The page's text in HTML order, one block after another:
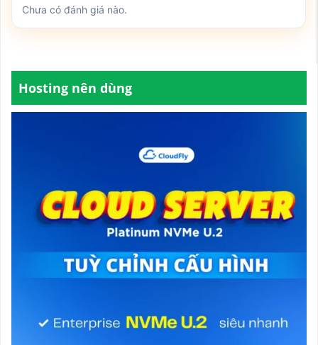
Chưa có đánh giá nào.
Hosting nên dùng